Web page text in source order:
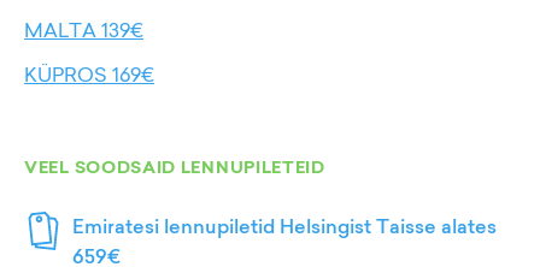
MALTA 139€
KÜPROS 169€
VEEL SOODSAID LENNUPILETEID
Emiratesi lennupiletid Helsingist Taisse alates
659€